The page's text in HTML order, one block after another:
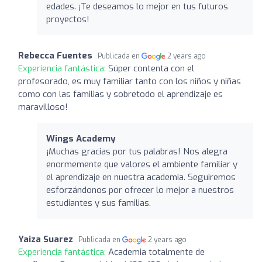
edades. ¡Te deseamos lo mejor en tus futuros
proyectos!
Rebecca Fuentes Publicada en 2 years ago
Experiencia fantástica: Súper contenta con el
profesorado, es muy familiar tanto con los niños y niñas
como con las familias y sobretodo el aprendizaje es
maravilloso!
Wings Academy
¡Muchas gracias por tus palabras! Nos alegra
enormemente que valores el ambiente familiar y
el aprendizaje en nuestra academia. Seguiremos
esforzándonos por ofrecer lo mejor a nuestros
estudiantes y sus familias.
Yaiza Suarez Publicada en 2 years ago
Experiencia fantástica: Academia totalmente de